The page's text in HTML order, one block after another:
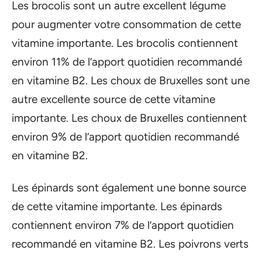
Les brocolis sont un autre excellent légume
pour augmenter votre consommation de cette
vitamine importante. Les brocolis contiennent
environ 11% de l’apport quotidien recommandé
en vitamine B2. Les choux de Bruxelles sont une
autre excellente source de cette vitamine
importante. Les choux de Bruxelles contiennent
environ 9% de l’apport quotidien recommandé
en vitamine B2.
Les épinards sont également une bonne source
de cette vitamine importante. Les épinards
contiennent environ 7% de l’apport quotidien
recommandé en vitamine B2. Les poivrons verts